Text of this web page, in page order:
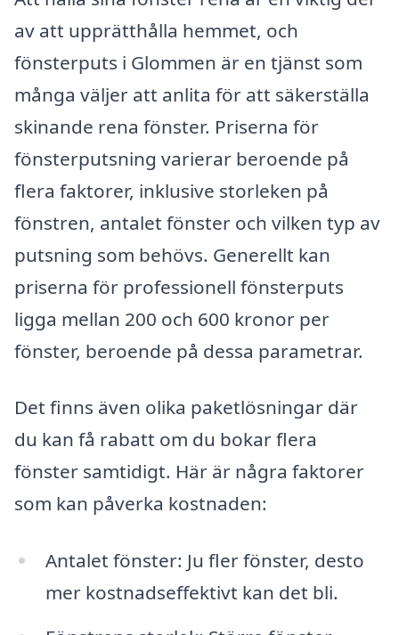
av att upprätthålla hemmet, och
fönsterputs i Glommen är en tjänst som
många väljer att anlita för att säkerställa
skinande rena fönster. Priserna för
fönsterputsning varierar beroende på
flera faktorer, inklusive storleken på
fönstren, antalet fönster och vilken typ av
putsning som behövs. Generellt kan
priserna för professionell fönsterputs
ligga mellan 200 och 600 kronor per
fönster, beroende på dessa parametrar.
Det finns även olika paketlösningar där
du kan få rabatt om du bokar flera
fönster samtidigt. Här är några faktorer
som kan påverka kostnaden:
Antalet fönster: Ju fler fönster, desto
mer kostnadseffektivt kan det bli.